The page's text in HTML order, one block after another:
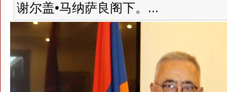
谢尔盖•马纳萨良阁下。...